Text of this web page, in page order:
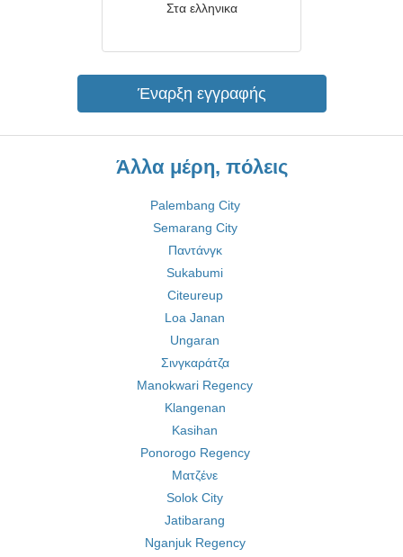
Στα ελληνικα
Έναρξη εγγραφής
Άλλα μέρη, πόλεις
Palembang City
Semarang City
Παντάνγκ
Sukabumi
Citeureup
Loa Janan
Ungaran
Σινγκαράτζα
Manokwari Regency
Klangenan
Kasihan
Ponorogo Regency
Ματζένε
Solok City
Jatibarang
Nganjuk Regency